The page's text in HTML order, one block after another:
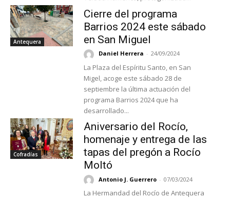
Antequera
Cierre del programa
Barrios 2024 este sábado
en San Miguel
Daniel Herrera - 24/09/2024
La Plaza del Espíritu Santo, en San
Migel, acoge este sábado 28 de
septiembre la última actuación del
programa Barrios 2024 que ha
desarrollado...
Cofradías
Aniversario del Rocío,
homenaje y entrega de las
tapas del pregón a Rocío
Moltó
Antonio J. Guerrero - 07/03/2024
La Hermandad del Rocío de Antequera